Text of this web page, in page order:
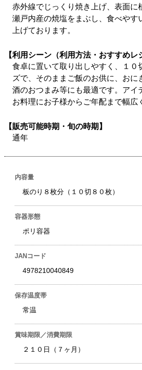
赤外線でじっくり焼き上げ、表面に
瀬戸内産の焼塩をまぶし、食べやす
上げております。
【利用シーン（利用方法・おすすめレ
食卓に置いて取り出しやすく、１０
ズで、そのままご飯のお供に、おに
酒のおつまみ等にも最適です。アイ
お料理にお子様からご年配まで幅広
【販売可能時期・旬の時期】
通年
内容量
板のり８枚分（１０切８０枚）
容器形態
ポリ容器
JANコード
4978210040849
保存温度帯
常温
賞味期限／消費期限
２１０日（７ヶ月）